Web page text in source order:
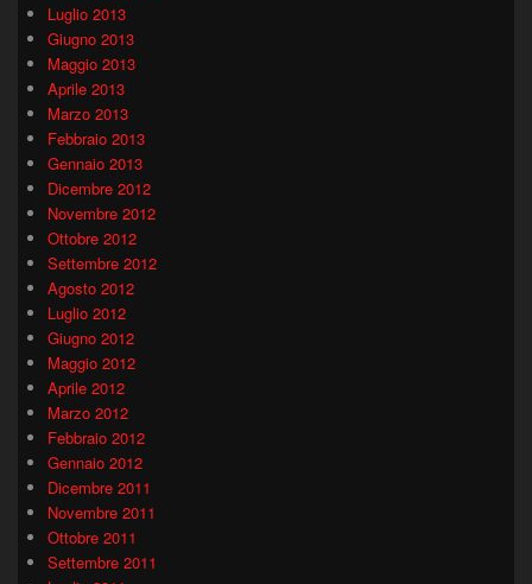
Luglio 2013
Giugno 2013
Maggio 2013
Aprile 2013
Marzo 2013
Febbraio 2013
Gennaio 2013
Dicembre 2012
Novembre 2012
Ottobre 2012
Settembre 2012
Agosto 2012
Luglio 2012
Giugno 2012
Maggio 2012
Aprile 2012
Marzo 2012
Febbraio 2012
Gennaio 2012
Dicembre 2011
Novembre 2011
Ottobre 2011
Settembre 2011